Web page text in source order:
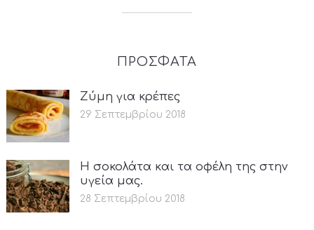
ΠΡΟΣΦΑΤΑ
Ζύμη για κρέπες
29 Σεπτεμβρίου 2018
Η σοκολάτα και τα οφέλη της στην
υγεία μας.
28 Σεπτεμβρίου 2018